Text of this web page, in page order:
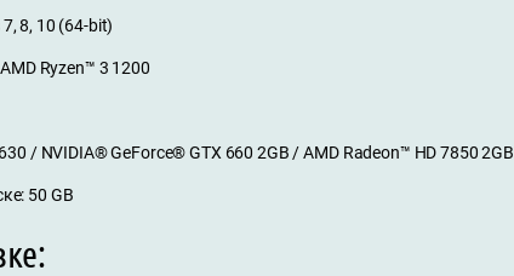
8, 10 (64-bit)
Ryzen™ 3 1200
/ NVIDIA® GeForce® GTX 660 2GB / AMD Radeon™ HD 7850 2GB
50 GB